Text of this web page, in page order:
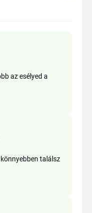
az esélyed a
találsz